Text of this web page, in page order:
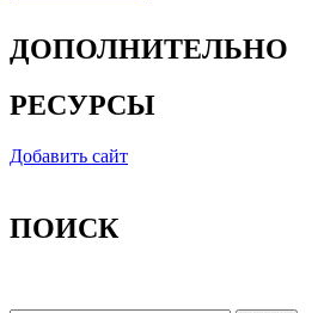
ДОПОЛНИТЕЛЬНО
РЕСУРСЫ
Добавить сайт
ПОИСК